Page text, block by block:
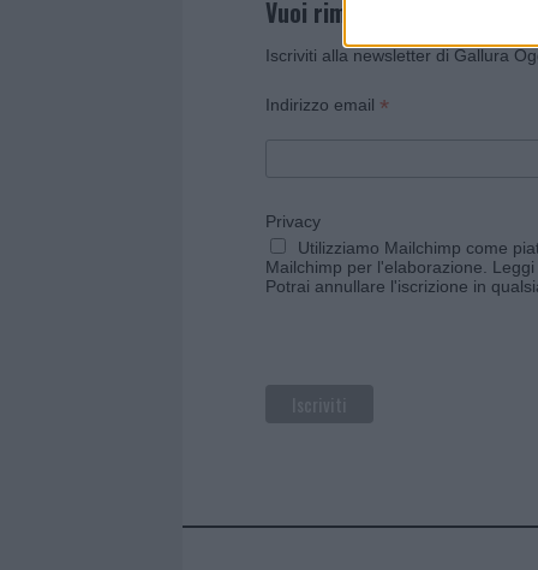
Vuoi rimanere sempre
Iscriviti alla newsletter di Gallura
Indirizzo email *
Privacy
Utilizziamo Mailchimp come
Mailchimp per l'elaborazione.
Potrai annullare l'iscrizione in